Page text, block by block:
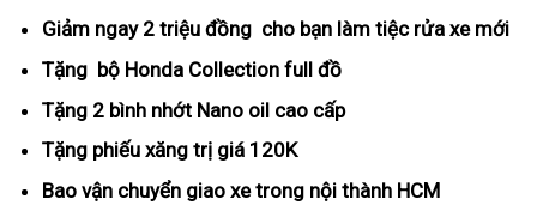
nhiều
tặng
bộ
Honda
bộ
Giảm ngaylấy
hàng
2 triệu đồng nhận
nguyên
collection
Honda
cho bạn làm tiệc rửa xe mới
Tặng Mono
shock
đồng
hồ
TFT
bộ Honda Collection giá
rebel
quà
full đồ
có
Tặng nhập
khẩu
2 bình nhớt Nano oil mua
xe
500
cao cấp
Tặng chế
độ
phiếu xăng trị giá mua
xe
120K
sỉ
Bao vận chuyển lấy
giao xenhận
trong nội thành HCM